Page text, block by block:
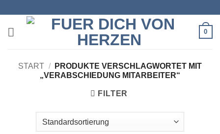
springen
0
START /
PRODUKTE VERSCHLAGWORTET MIT
„VERABSCHIEDUNG MITARBEITER“
FILTER